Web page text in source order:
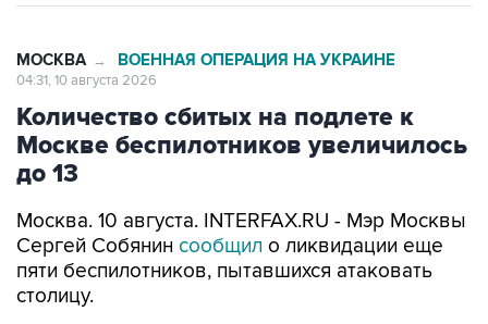
МОСКВА → ВОЕННАЯ ОПЕРАЦИЯ НА УКРАИНЕ
04:31, 10 августа 2026
Количество сбитых на подлете к
Москве беспилотников увеличилось
до 13
Москва. 10 августа. INTERFAX.RU - Мэр Москвы
Сергей Собянин сообщил о ликвидации еще
пяти беспилотников, пытавшихся атаковать
столицу.